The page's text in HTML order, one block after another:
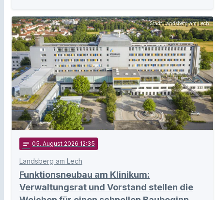
Stadt Landsberg am Lech
notes 05. August 2026 12:35
Landsberg am Lech
Funktionsneubau am Klinikum:
Verwaltungsrat und Vorstand stellen die